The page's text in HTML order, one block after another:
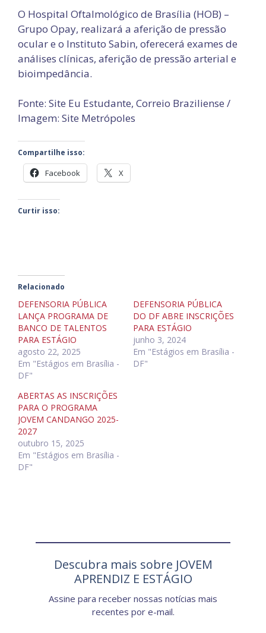
O Hospital Oftalmológico de Brasília (HOB) –
Grupo Opay, realizará a aferição de pressão
ocular e o Instituto Sabin, oferecerá exames de
análises clínicas, aferição de pressão arterial e
bioimpedância.
Fonte: Site Eu Estudante, Correio Braziliense /
Imagem: Site Metrópoles
Compartilhe isso:
Facebook X
Curtir isso:
Relacionado
DEFENSORIA PÚBLICA
LANÇA PROGRAMA DE
BANCO DE TALENTOS
PARA ESTÁGIO
agosto 22, 2025
Em "Estágios em Brasília -
DF"
DEFENSORIA PÚBLICA
DO DF ABRE INSCRIÇÕES
PARA ESTÁGIO
junho 3, 2024
Em "Estágios em Brasília -
DF"
ABERTAS AS INSCRIÇÕES
PARA O PROGRAMA
JOVEM CANDANGO 2025-
2027
outubro 15, 2025
Em "Estágios em Brasília -
DF"
Descubra mais sobre JOVEM
APRENDIZ E ESTÁGIO
Assine para receber nossas notícias mais
recentes por e-mail.